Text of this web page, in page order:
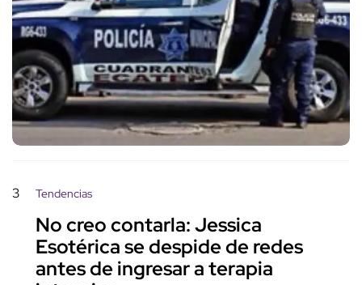
3 Tendencias
No creo contarla: Jessica
Esotérica se despide de redes
antes de ingresar a terapia